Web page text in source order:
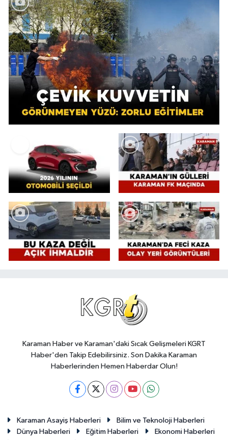
Karaman Haber ve Karaman'daki Sıcak Gelişmeleri KGRT
Haber'den Takip Edebilirsiniz. Son Dakika Karaman
Haberlerinden Hemen Haberdar Olun!
Karaman Asayiş Haberleri
Bilim ve Teknoloji Haberleri
Dünya Haberleri
Eğitim Haberleri
Ekonomi Haberleri